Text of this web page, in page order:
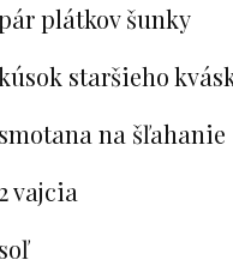
plátkov šunky
staršieho
smotana na šľahanie
2 vajcia
soľ